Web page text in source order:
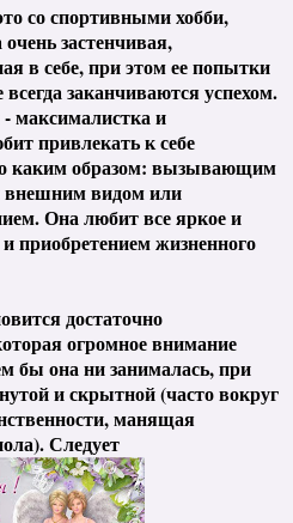
со спортивными хобби,
застенчивая,
в себе, при этом ее попытки
заканчиваются успехом.
максималистка и
привлекать к себе
каким образом: вызывающим
видом или
Она любит все яркое и
приобретением жизненного
достаточно
огромное внимание
бы она ни занималась, при
и скрытной (часто вокруг
манящая
Следует